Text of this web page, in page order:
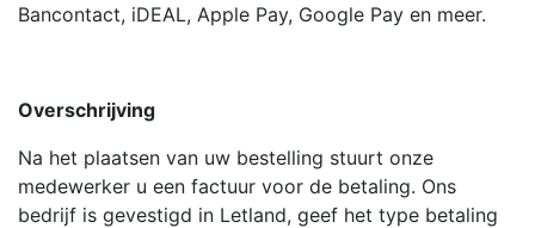
Bancontact, iDEAL, Apple Pay, Google Pay en meer.
Overschrijving
Na het plaatsen van uw bestelling stuurt onze
medewerker u een factuur voor de betaling. Ons
bedrijf is gevestigd in Letland, geef het type betaling